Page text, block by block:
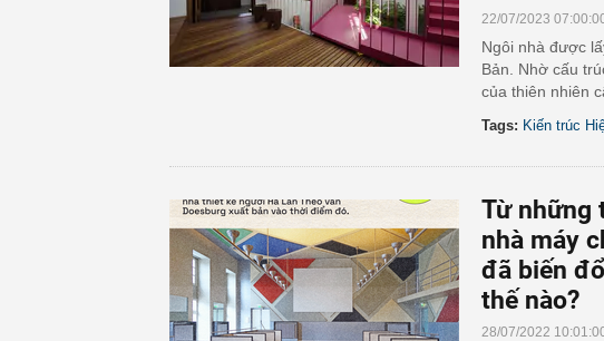
22/07/2023
Ngôi nhà được
Bản. Nhờ cấu
của thiên nhiên
Tags: Kiến trúc
Từ những
nhà máy
đã biến
thế nào?
28/07/2022